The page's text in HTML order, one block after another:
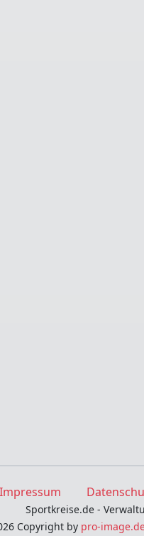
Impressum
Sportkreise.de -
Copyright by pro-